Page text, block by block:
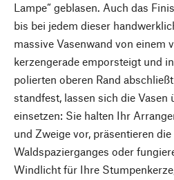
Lampe“ geblasen. Auch das
bis bei jedem dieser
massive Vasenwand von einem
kerzengerade emporsteigt und
polierten oberen Rand
standfest, lassen sich die Vasen
einsetzen: Sie halten Ihr
und Zweige vor, präsentieren
Waldspazierganges oder
Windlicht für Ihre